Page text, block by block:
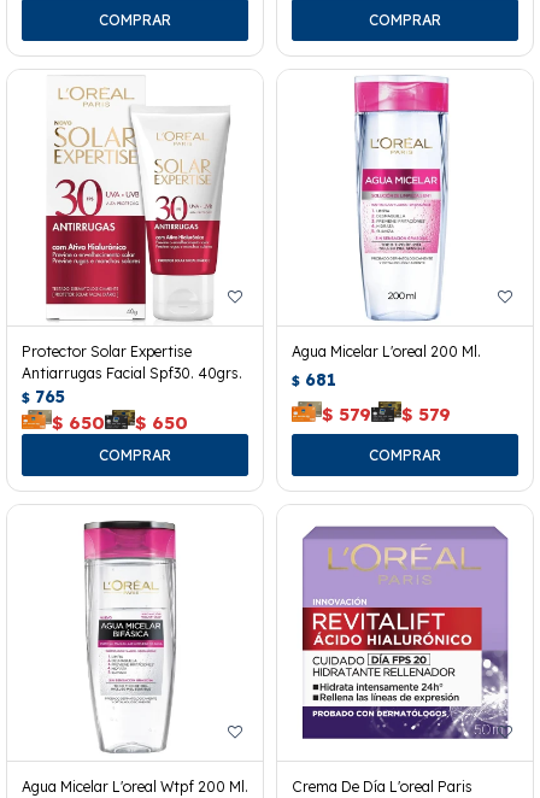
Protector Solar Expertise
Antiarrugas Facial Spf30. 40grs.
$ 765
$ 650 $ 650
Agua Micelar L'oreal 200 Ml.
$ 681
$ 579 $ 579
Agua Micelar L'oreal Wtpf 200 Ml.
Crema De Día L'oreal Paris